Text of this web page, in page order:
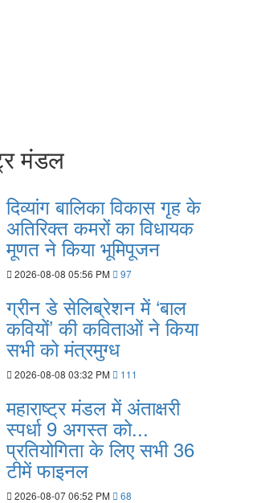
मंडल
दिव्‍यांग बालिका विकास गृह के
अतिरिक्‍त कमरों का विधायक
मूणत ने किया भूमिपूजन
2026-08-08 05:56 PM 97
ग्रीन डे सेलिब्रेशन में ‘बाल
कवियों’ की कविताओं ने किया
सभी को मंत्रमुग्ध
2026-08-08 03:32 PM 111
महाराष्‍ट्र मंडल में अंताक्षरी
स्पर्धा 9 अगस्त को...
प्रतियोगिता के लिए सभी 36
टीमें फाइनल
2026-08-07 06:52 PM 68